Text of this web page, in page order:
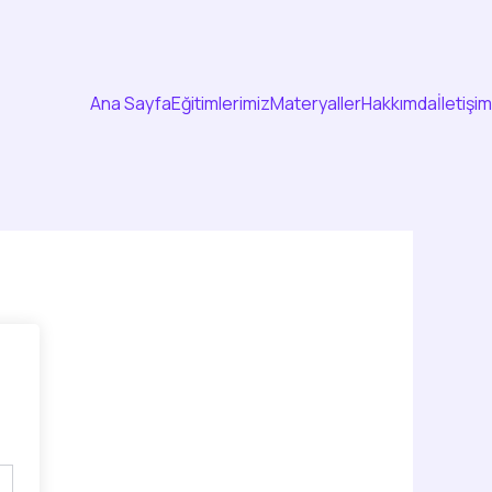
Ana SayfaEğitimlerimizMateryallerHakkımdaİletişim